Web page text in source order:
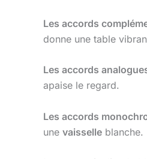
Les accords
donne une table
Les accords
apaise le regard.
Les accords
une vaisselle blanche.